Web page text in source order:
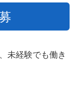
未経験でも働き